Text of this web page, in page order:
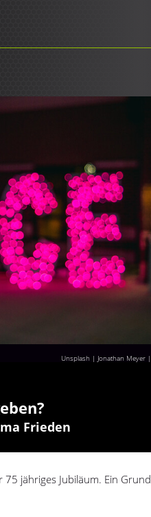
Unsplash | Jonathan Meyer|
Frieden
jähriges Jubiläum. Ein Grund